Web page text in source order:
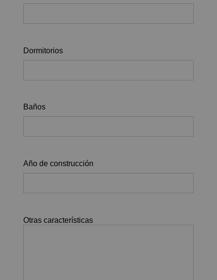
Dormitorios
Baños
Año de construcción
Otras características